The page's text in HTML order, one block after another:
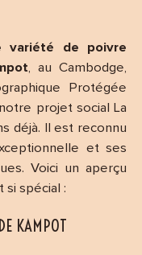
variété de poivre
, au Cambodge,
Protégée
projet social La
déjà. Il est reconnu
et ses
Voici un aperçu
si spécial :
KAMPOT